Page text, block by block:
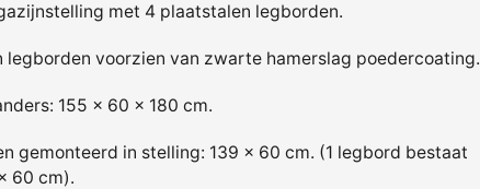
met 4 plaatstalen legborden.
legborden voorzien van zwarte hamerslag poedercoating.
155 x 60 x 180 cm.
gemonteerd in stelling: 139 x 60 cm. (1 legbord bestaat
60 cm).